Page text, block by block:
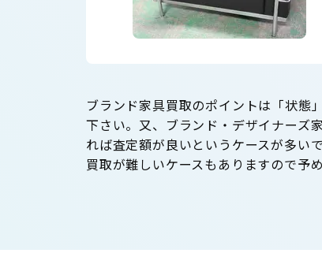
ブランド家具買取のポイントは「状態
下さい。又、ブランド・デザイナーズ
れば査定額が良いというケースが多い
買取が難しいケースもありますので予